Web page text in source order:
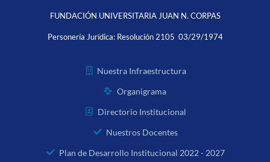
FUNDACIÓN UNIVERSITARIA JUAN N. CORPAS
Personería Jurídica: Resolución 2105 03/29/1974
Nuestra Infraestructura
Organigrama
Directorio Institucional
Nuestros Docentes
Plan de Desarrollo Institucional 2022 - 2027